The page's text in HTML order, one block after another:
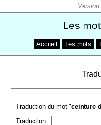
Les
Accueil Les mots
Traduction du mot "ceinture
Traduction :